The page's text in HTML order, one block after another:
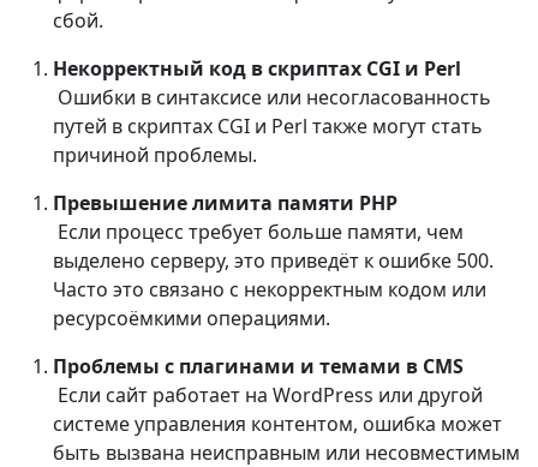
сбой.
Некорректный код в скриптах CGI и Perl
Ошибки в синтаксисе или несогласованность
путей в скриптах CGI и Perl также могут стать
причиной проблемы.
Превышение лимита памяти PHP
Если процесс требует больше памяти, чем
выделено серверу, это приведёт к ошибке 500.
Часто это связано с некорректным кодом или
ресурсоёмкими операциями.
Проблемы с плагинами и темами в CMS
Если сайт работает на WordPress или другой
системе управления контентом, ошибка может
быть вызвана неисправным или несовместимым